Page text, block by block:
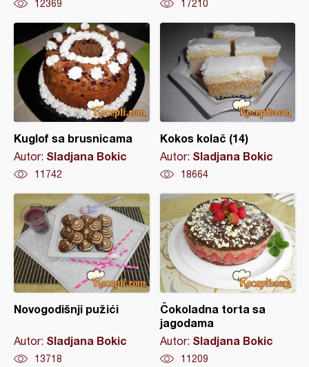
12369 17210
Kuglof sa brusnicama
Autor: Sladjana Bokic
11742
Kokos kolač (14)
Autor: Sladjana Bokic
18664
Novogodišnji pužići
Autor: Sladjana Bokic
13718
Čokoladna torta sa
jagodama
Autor: Sladjana Bokic
11209